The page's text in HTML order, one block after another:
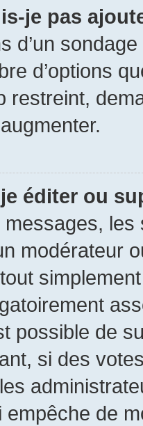
je pas
d’un
d’options
restreint,
éditer ou
modérateur
possible de
si des
de